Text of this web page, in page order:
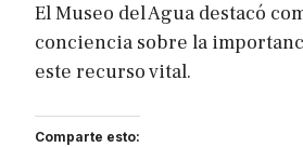
El Museo del Agua destacó
conciencia sobre la
este recurso vital.
Comparte esto: